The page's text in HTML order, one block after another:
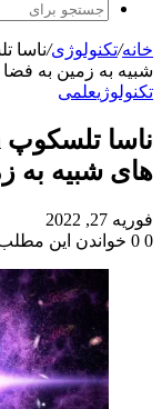
خانه/تکنولوژی/
شبیه به زمین به
تکنولوژیعلمی
های شبیه به
فوریه 27, 2022
0
خواندن این مطلب 1 دقیقه زمان